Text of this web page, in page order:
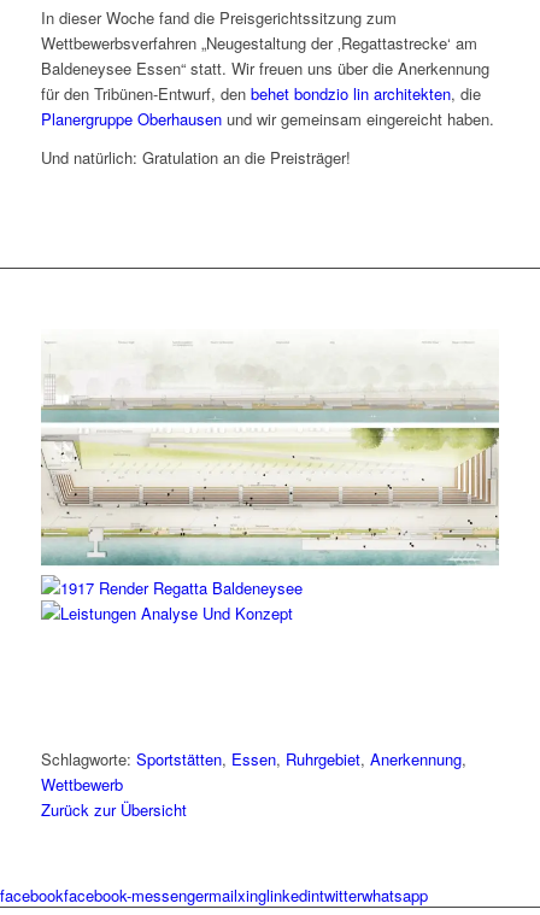
In dieser Woche fand die Preisgerichtssitzung zum
Wettbewerbsverfahren „Neugestaltung der ‚Regattastrecke‘ am
Baldeneysee Essen“ statt. Wir freuen uns über die Anerkennung
für den Tribünen-Entwurf, den behet bondzio lin architekten, die
Planergruppe Oberhausenund wir gemeinsam eingereicht haben.
Und natürlich: Gratulation an die Preisträger!
Schlagworte: Sportstätten, Essen, Ruhrgebiet, Anerkennung,
Wettbewerb
Zurück zur Übersicht
facebookfacebook-messengermailxinglinkedintwitterwhatsapp